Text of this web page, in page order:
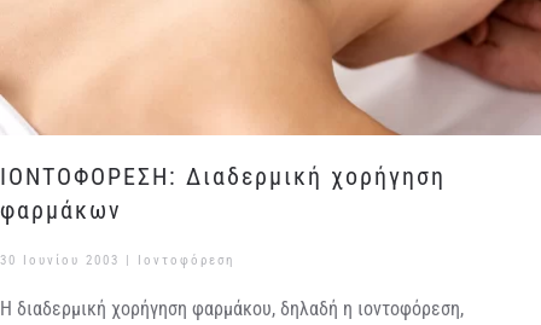
ΙΟΝΤΟΦΟΡΕΣΗ: Διαδερμική χορήγηση
φαρμάκων
30 Ιουνίου 2003 | Ιοντοφόρεση
Η διαδερμική χορήγηση φαρμάκου, δηλαδή η ιοντοφόρεση,